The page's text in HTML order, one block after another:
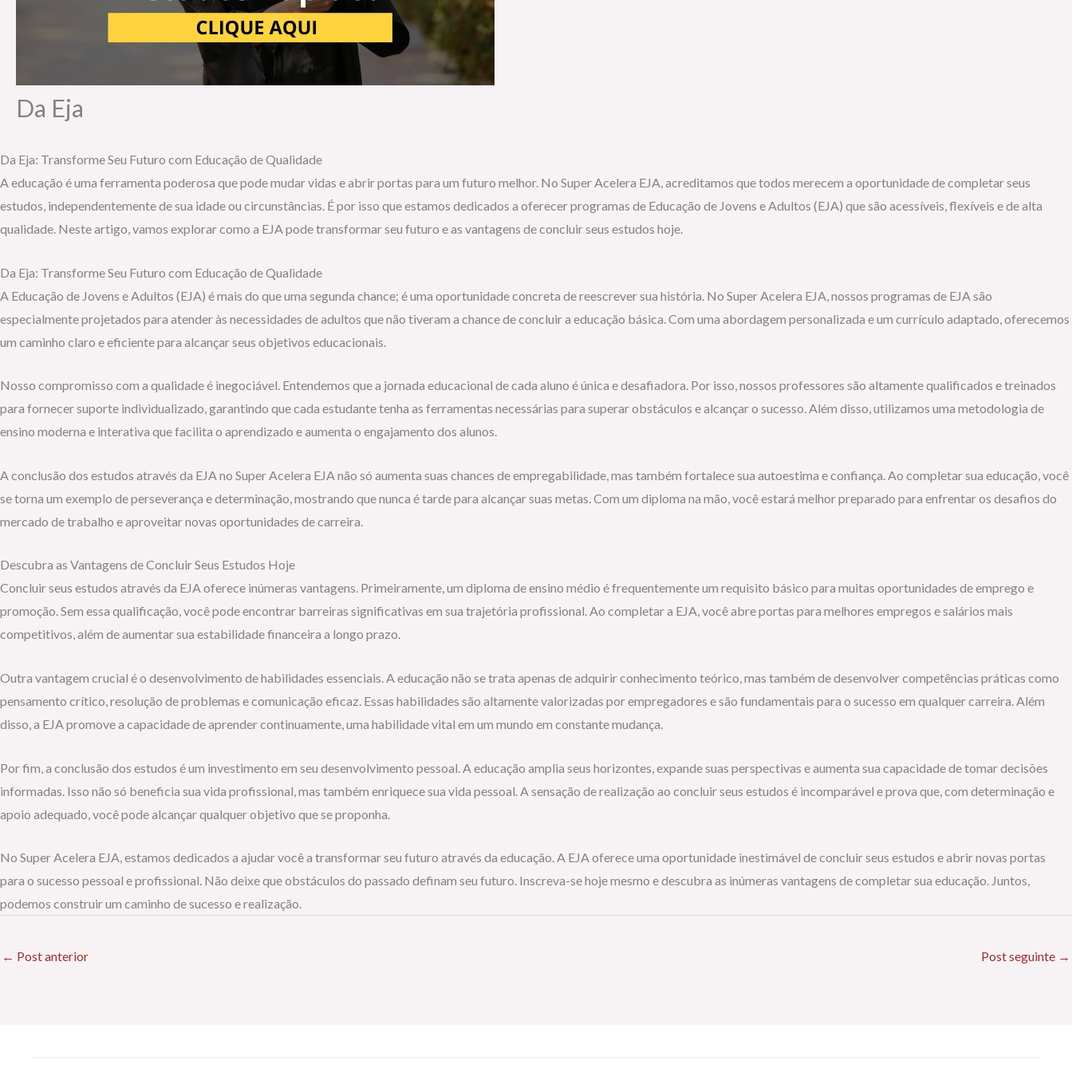
Da Eja
Da Eja: Transforme Seu Futuro com Educação de Qualidade
A educação é uma ferramenta poderosa que pode mudar vidas e abrir portas para um futuro melhor. No Super Acelera EJA, acreditamos que todos merecem a oportunidade de completar seus
estudos, independentemente de sua idade ou circunstâncias. É por isso que estamos dedicados a oferecer programas de Educação de Jovens e Adultos (EJA) que são acessíveis, flexíveis e de alta
qualidade. Neste artigo, vamos explorar como a EJA pode transformar seu futuro e as vantagens de concluir seus estudos hoje.
Da Eja: Transforme Seu Futuro com Educação de Qualidade
A Educação de Jovens e Adultos (EJA) é mais do que uma segunda chance; é uma oportunidade concreta de reescrever sua história. No Super Acelera EJA, nossos programas de EJA são
especialmente projetados para atender às necessidades de adultos que não tiveram a chance de concluir a educação básica. Com uma abordagem personalizada e um currículo adaptado, oferecemos
um caminho claro e eficiente para alcançar seus objetivos educacionais.
Nosso compromisso com a qualidade é inegociável. Entendemos que a jornada educacional de cada aluno é única e desafiadora. Por isso, nossos professores são altamente qualificados e treinados
para fornecer suporte individualizado, garantindo que cada estudante tenha as ferramentas necessárias para superar obstáculos e alcançar o sucesso. Além disso, utilizamos uma metodologia de
ensino moderna e interativa que facilita o aprendizado e aumenta o engajamento dos alunos.
A conclusão dos estudos através da EJA no Super Acelera EJA não só aumenta suas chances de empregabilidade, mas também fortalece sua autoestima e confiança. Ao completar sua educação, você
se torna um exemplo de perseverança e determinação, mostrando que nunca é tarde para alcançar suas metas. Com um diploma na mão, você estará melhor preparado para enfrentar os desafios do
mercado de trabalho e aproveitar novas oportunidades de carreira.
Descubra as Vantagens de Concluir Seus Estudos Hoje
Concluir seus estudos através da EJA oferece inúmeras vantagens. Primeiramente, um diploma de ensino médio é frequentemente um requisito básico para muitas oportunidades de emprego e
promoção. Sem essa qualificação, você pode encontrar barreiras significativas em sua trajetória profissional. Ao completar a EJA, você abre portas para melhores empregos e salários mais
competitivos, além de aumentar sua estabilidade financeira a longo prazo.
Outra vantagem crucial é o desenvolvimento de habilidades essenciais. A educação não se trata apenas de adquirir conhecimento teórico, mas também de desenvolver competências práticas como
pensamento crítico, resolução de problemas e comunicação eficaz. Essas habilidades são altamente valorizadas por empregadores e são fundamentais para o sucesso em qualquer carreira. Além
disso, a EJA promove a capacidade de aprender continuamente, uma habilidade vital em um mundo em constante mudança.
Por fim, a conclusão dos estudos é um investimento em seu desenvolvimento pessoal. A educação amplia seus horizontes, expande suas perspectivas e aumenta sua capacidade de tomar decisões
informadas. Isso não só beneficia sua vida profissional, mas também enriquece sua vida pessoal. A sensação de realização ao concluir seus estudos é incomparável e prova que, com determinação e
apoio adequado, você pode alcançar qualquer objetivo que se proponha.
No Super Acelera EJA, estamos dedicados a ajudar você a transformar seu futuro através da educação. A EJA oferece uma oportunidade inestimável de concluir seus estudos e abrir novas portas
para o sucesso pessoal e profissional. Não deixe que obstáculos do passado definam seu futuro. Inscreva-se hoje mesmo e descubra as inúmeras vantagens de completar sua educação. Juntos,
podemos construir um caminho de sucesso e realização.
← Post anterior Post seguinte →